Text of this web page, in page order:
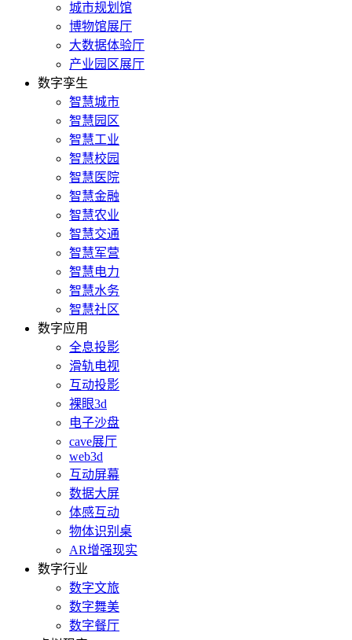
城市规划馆
博物馆展厅
大数据体验厅
产业园区展厅
数字孪生
智慧城市
智慧园区
智慧工业
智慧校园
智慧医院
智慧金融
智慧农业
智慧交通
智慧军营
智慧电力
智慧水务
智慧社区
数字应用
全息投影
滑轨电视
互动投影
裸眼3d
电子沙盘
cave展厅
web3d
互动屏幕
数据大屏
体感互动
物体识别桌
AR增强现实
数字行业
数字文旅
数字舞美
数字餐厅